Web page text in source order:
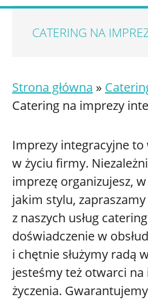
CATERING NA
Strona główna »
Catering na imprezy
Imprezy integracyjne to
w życiu firmy.
imprezę organizujesz,
jakim stylu,
z naszych usług
doświadczenie w
i chętnie służymy radą
jesteśmy też otwarci
życzenia.